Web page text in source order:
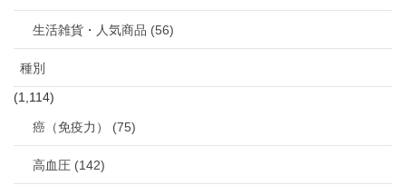
生活雑貨・人気商品 (56)
種別
(1,114)
癌（免疫力） (75)
高血圧 (142)